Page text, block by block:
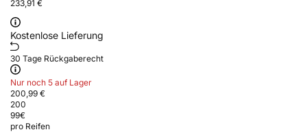
233,91 €
Kostenlose Lieferung
30 Tage Rückgaberecht
Nur noch 5 auf Lager
200,99 €
200
99€
pro Reifen